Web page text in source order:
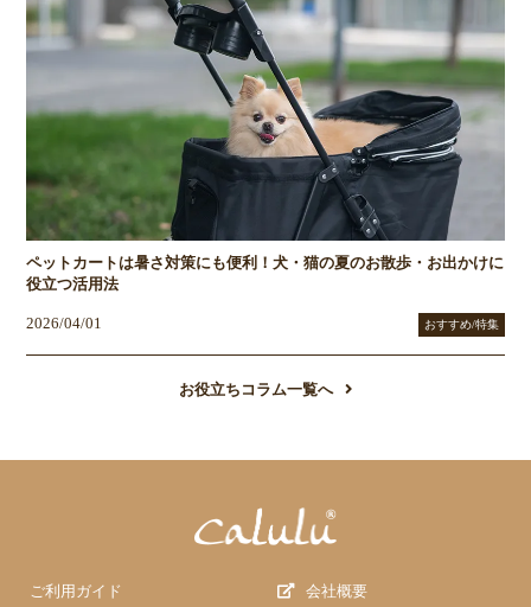
ペットカートは暑さ対策にも便利！犬・猫の夏のお散歩・お出かけに
役立つ活用法
2026/04/01 おすすめ/特集
お役立ちコラム一覧へ
ご利用ガイド 会社概要